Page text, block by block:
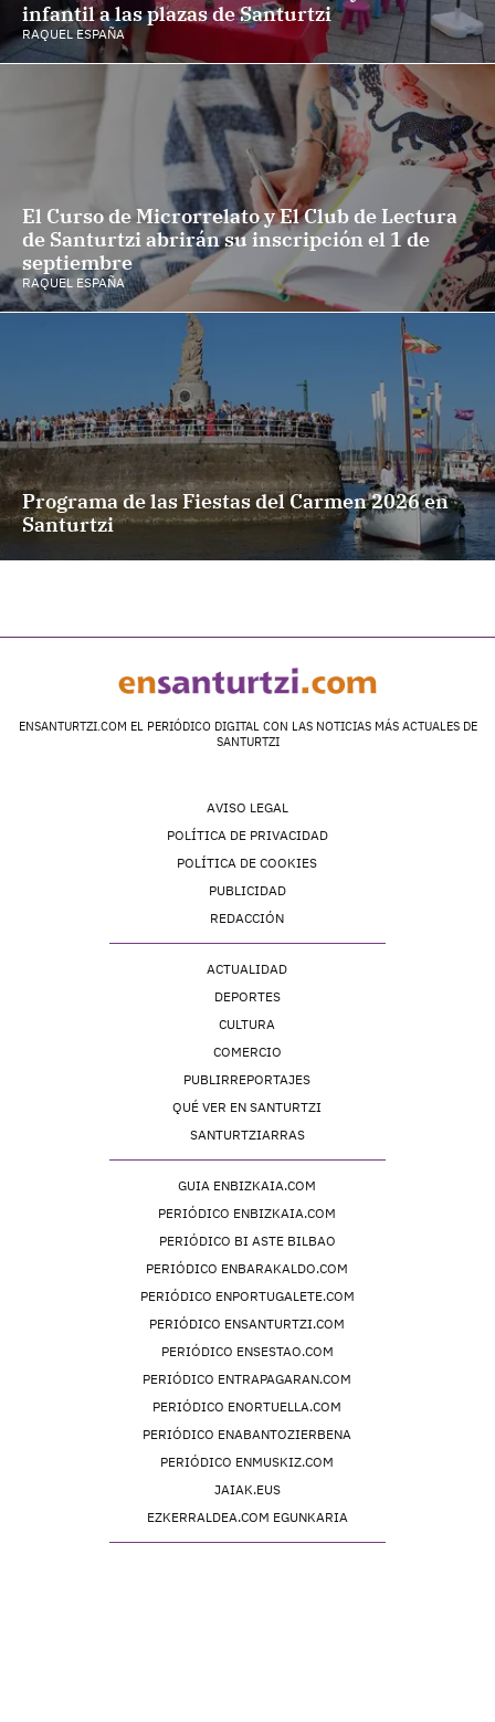
infantil a las plazas de Santurtzi
RAQUEL ESPAÑA
El Curso de Microrrelato y El Club de Lectura
de Santurtzi abrirán su inscripción el 1 de
septiembre
RAQUEL ESPAÑA
Programa de las Fiestas del Carmen 2026 en
Santurtzi
ENSANTURTZI.COM EL PERIÓDICO DIGITAL CON LAS NOTICIAS MÁS ACTUALES DE
SANTURTZI
AVISO LEGAL
POLÍTICA DE PRIVACIDAD
POLÍTICA DE COOKIES
PUBLICIDAD
REDACCIÓN
ACTUALIDAD
DEPORTES
CULTURA
COMERCIO
PUBLIRREPORTAJES
QUÉ VER EN SANTURTZI
SANTURTZIARRAS
GUIA ENBIZKAIA.COM
PERIÓDICO ENBIZKAIA.COM
PERIÓDICO BI ASTE BILBAO
PERIÓDICO ENBARAKALDO.COM
PERIÓDICO ENPORTUGALETE.COM
PERIÓDICO ENSANTURTZI.COM
PERIÓDICO ENSESTAO.COM
PERIÓDICO ENTRAPAGARAN.COM
PERIÓDICO ENORTUELLA.COM
PERIÓDICO ENABANTOZIERBENA
PERIÓDICO ENMUSKIZ.COM
JAIAK.EUS
EZKERRALDEA.COM EGUNKARIA